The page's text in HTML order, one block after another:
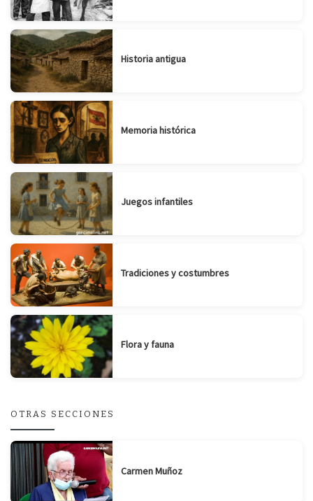
Historia antigua
Memoria histórica
Juegos infantiles
Tradiciones y costumbres
Flora y fauna
OTRAS SECCIONES
Carmen Muñoz